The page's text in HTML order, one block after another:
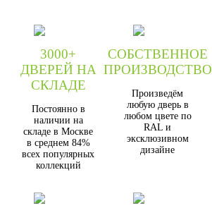
3000+
ДВЕРЕЙ НА
СКЛАДЕ
Постоянно в
наличии на
складе в Москве
в среднем 84%
всех популярных
коллекций
СОБСТВЕННОЕ
ПРОИЗВОДСТВО
Произведём
любую дверь в
любом цвете по
RAL и
эксклюзивном
дизайне